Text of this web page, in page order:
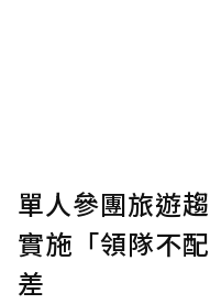
單人參團旅遊
實施「領隊不
差